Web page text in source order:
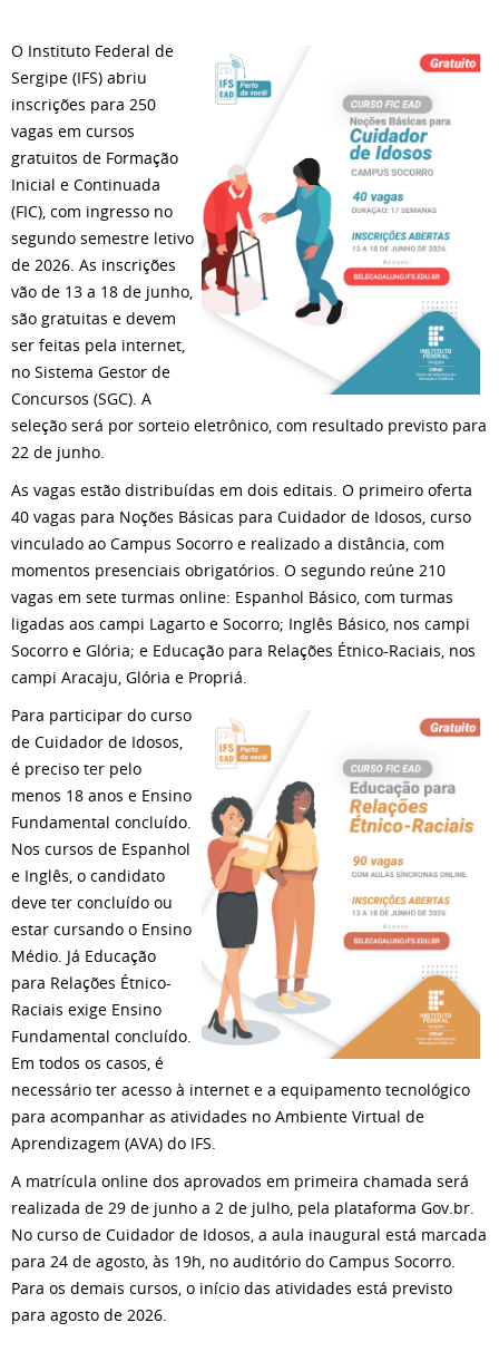
O Instituto Federal de
Sergipe (IFS) abriu
inscrições para 250
vagas em cursos
gratuitos de Formação
Inicial e Continuada
(FIC), com ingresso no
segundo semestre letivo
de 2026. As inscrições
vão de 13 a 18 de junho,
são gratuitas e devem
ser feitas pela internet,
no Sistema Gestor de
Concursos (SGC). A
seleção será por sorteio eletrônico, com resultado previsto para
22 de junho.
As vagas estão distribuídas em dois editais. O primeiro oferta
40 vagas para Noções Básicas para Cuidador de Idosos, curso
vinculado ao Campus Socorro e realizado a distância, com
momentos presenciais obrigatórios. O segundo reúne 210
vagas em sete turmas online: Espanhol Básico, com turmas
ligadas aos campi Lagarto e Socorro; Inglês Básico, nos campi
Socorro e Glória; e Educação para Relações Étnico-Raciais, nos
campi Aracaju, Glória e Propriá.
Para participar do curso
de Cuidador de Idosos,
é preciso ter pelo
menos 18 anos e Ensino
Fundamental concluído.
Nos cursos de Espanhol
e Inglês, o candidato
deve ter concluído ou
estar cursando o Ensino
Médio. Já Educação
para Relações Étnico-
Raciais exige Ensino
Fundamental concluído.
Em todos os casos, é
necessário ter acesso à internet e a equipamento tecnológico
para acompanhar as atividades no Ambiente Virtual de
Aprendizagem (AVA) do IFS.
A matrícula online dos aprovados em primeira chamada será
realizada de 29 de junho a 2 de julho, pela plataforma Gov.br.
No curso de Cuidador de Idosos, a aula inaugural está marcada
para 24 de agosto, às 19h, no auditório do Campus Socorro.
Para os demais cursos, o início das atividades está previsto
para agosto de 2026.